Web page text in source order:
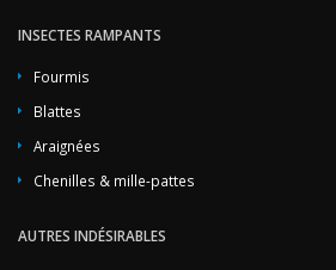
INSECTES RAMPANTS
Fourmis
Blattes
Araignées
Chenilles & mille-pattes
AUTRES INDÉSIRABLES